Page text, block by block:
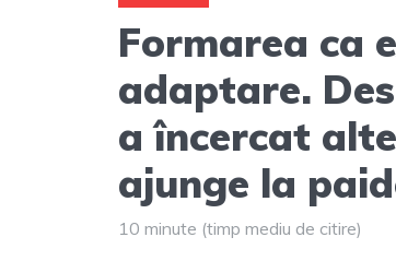
Formarea ca
adaptare.
a încercat
ajunge la
10 minute (timp mediu de citire)